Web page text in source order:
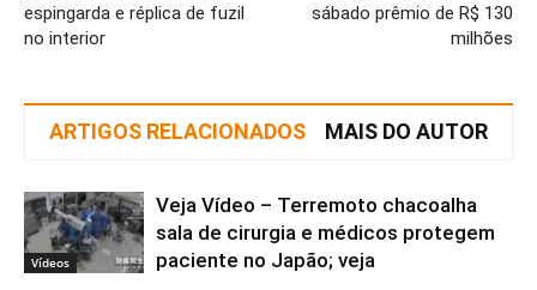
espingarda e réplica de fuzil
no interior
sábado prêmio de R$ 130
milhões
ARTIGOS RELACIONADOS MAIS DO AUTOR
Vídeos
Veja Vídeo – Terremoto chacoalha
sala de cirurgia e médicos protegem
paciente no Japão; veja